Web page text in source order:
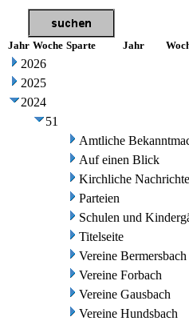
Jahr Woche Sparte Jahr
2026
2025
2024
51
Amtliche
Auf einen Blick
Kirchliche
Parteien
Schulen und
Titelseite
Vereine Bermersbach
Vereine Forbach
Vereine Gausbach
Vereine Hundsbach